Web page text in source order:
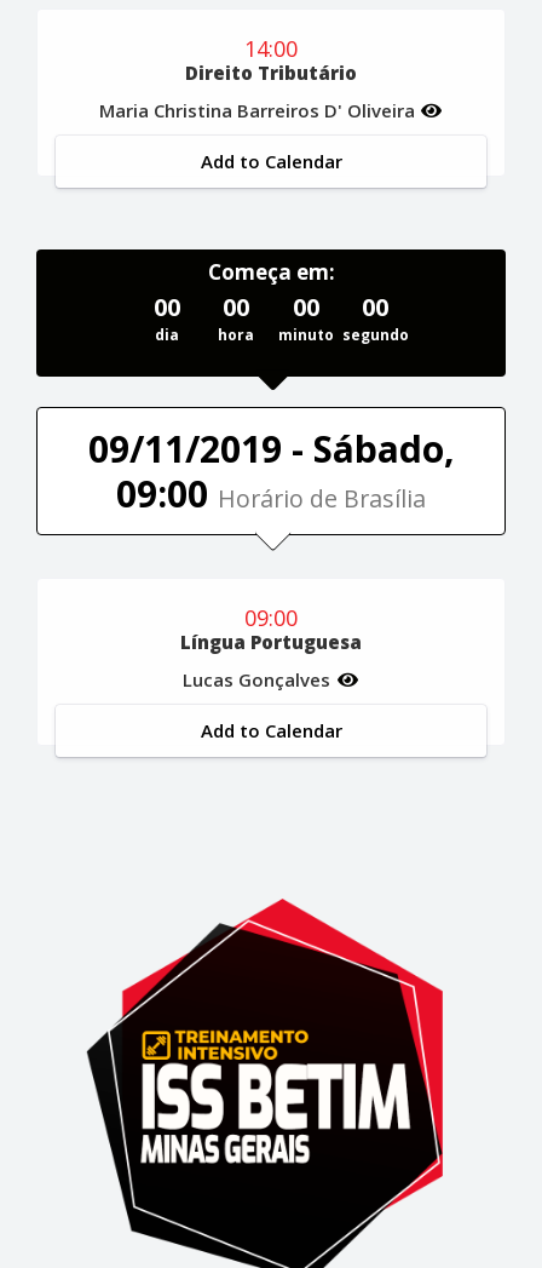
14:00
Direito Tributário
Maria Christina Barreiros D' Oliveira
Add to Calendar
Começa em:
00
dia
00
hora
00
minuto
00
segundo
09/11/2019 - Sábado,
09:00 Horário de Brasília
09:00
Língua Portuguesa
Lucas Gonçalves
Add to Calendar